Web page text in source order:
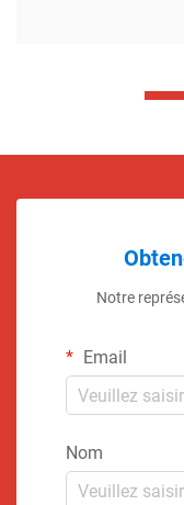
Notre
Email
Nom